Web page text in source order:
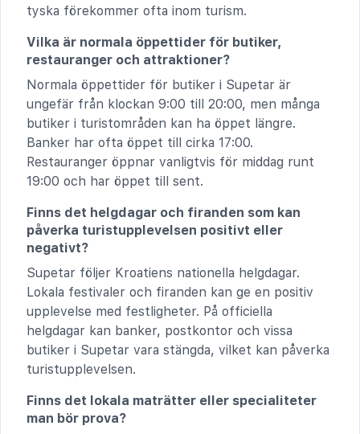
tyska förekommer ofta inom turism.
Vilka är normala öppettider för butiker,
restauranger och attraktioner?
Normala öppettider för butiker i Supetar är
ungefär från klockan 9:00 till 20:00, men många
butiker i turistområden kan ha öppet längre.
Banker har ofta öppet till cirka 17:00.
Restauranger öppnar vanligtvis för middag runt
19:00 och har öppet till sent.
Finns det helgdagar och firanden som kan
påverka turistupplevelsen positivt eller
negativt?
Supetar följer Kroatiens nationella helgdagar.
Lokala festivaler och firanden kan ge en positiv
upplevelse med festligheter. På officiella
helgdagar kan banker, postkontor och vissa
butiker i Supetar vara stängda, vilket kan påverka
turistupplevelsen.
Finns det lokala maträtter eller specialiteter
man bör prova?